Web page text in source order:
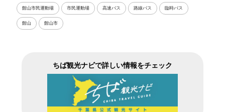
館山市民運動場 市民運動場 高速バス 路線バス 臨時バス
館山 館山市
ちば観光ナビで詳しい情報をチェック